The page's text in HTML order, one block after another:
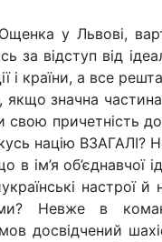
у Львові,
за відступ від
і країни, а все
якщо значна
причетність до
націю ВЗАГАЛІ?
ім’я об’єднавчої
настрої й
Невже в
досвідчений